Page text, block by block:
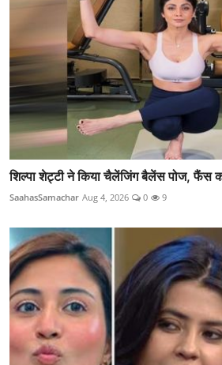
शिल्पा शेट्टी ने किया चैलेंजिंग बैलेंस पोज, फैंस
SaahasSamachar Aug 4, 2026 0 9